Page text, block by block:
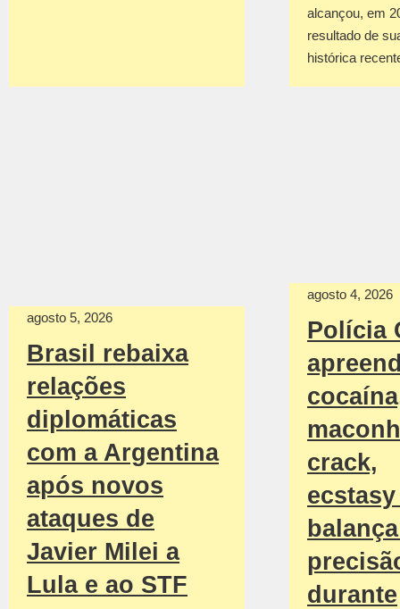
alcançou, em
resultado de
histórica
agosto 5, 2026
Brasil rebaixa
relações
diplomáticas
com a Argentina
após novos
ataques de
Javier Milei a
Lula e ao STF
agosto 4, 2026
Polícia
crack,
ecstasy
durante